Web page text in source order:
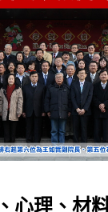
心理、材